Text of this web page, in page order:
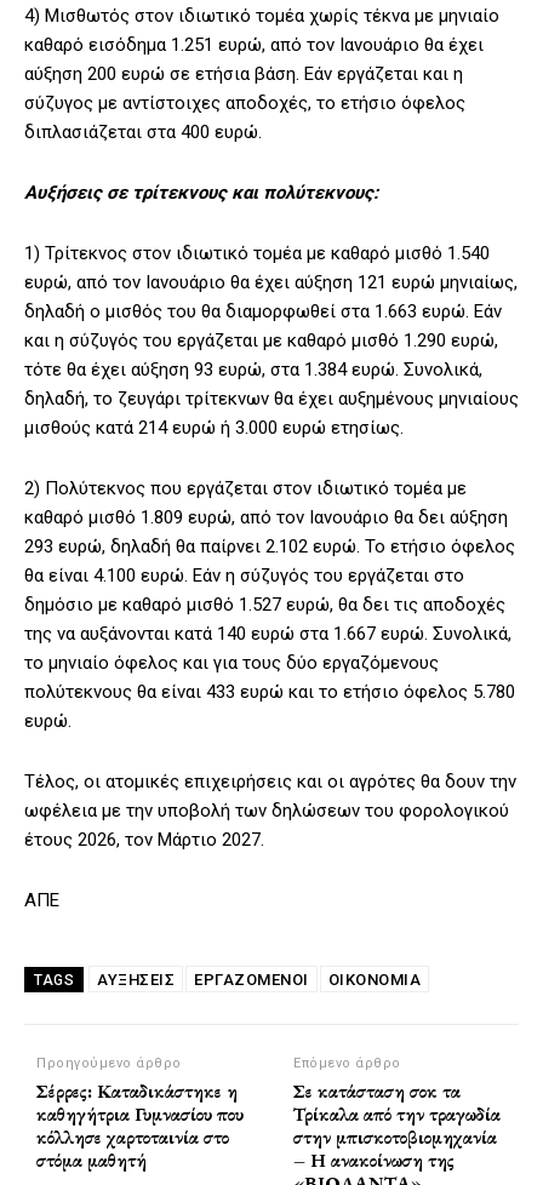
4) Μισθωτός στον ιδιωτικό τομέα χωρίς τέκνα με μηνιαίο
καθαρό εισόδημα 1.251 ευρώ, από τον Ιανουάριο θα έχει
αύξηση 200 ευρώ σε ετήσια βάση. Εάν εργάζεται και η
σύζυγος με αντίστοιχες αποδοχές, το ετήσιο όφελος
διπλασιάζεται στα 400 ευρώ.
Αυξήσεις σε τρίτεκνους και πολύτεκνους:
1) Τρίτεκνος στον ιδιωτικό τομέα με καθαρό μισθό 1.540
ευρώ, από τον Ιανουάριο θα έχει αύξηση 121 ευρώ μηνιαίως,
δηλαδή ο μισθός του θα διαμορφωθεί στα 1.663 ευρώ. Εάν
και η σύζυγός του εργάζεται με καθαρό μισθό 1.290 ευρώ,
τότε θα έχει αύξηση 93 ευρώ, στα 1.384 ευρώ. Συνολικά,
δηλαδή, το ζευγάρι τρίτεκνων θα έχει αυξημένους μηνιαίους
μισθούς κατά 214 ευρώ ή 3.000 ευρώ ετησίως.
2) Πολύτεκνος που εργάζεται στον ιδιωτικό τομέα με
καθαρό μισθό 1.809 ευρώ, από τον Ιανουάριο θα δει αύξηση
293 ευρώ, δηλαδή θα παίρνει 2.102 ευρώ. Το ετήσιο όφελος
θα είναι 4.100 ευρώ. Εάν η σύζυγός του εργάζεται στο
δημόσιο με καθαρό μισθό 1.527 ευρώ, θα δει τις αποδοχές
της να αυξάνονται κατά 140 ευρώ στα 1.667 ευρώ. Συνολικά,
το μηνιαίο όφελος και για τους δύο εργαζόμενους
πολύτεκνους θα είναι 433 ευρώ και το ετήσιο όφελος 5.780
ευρώ.
Τέλος, οι ατομικές επιχειρήσεις και οι αγρότες θα δουν την
ωφέλεια με την υποβολή των δηλώσεων του φορολογικού
έτους 2026, τον Μάρτιο 2027.
ΑΠΕ
TAGS ΑΥΞΗΣΕΙΣ ΕΡΓΑΖΟΜΕΝΟΙ ΟΙΚΟΝΟΜΙΑ
Προηγούμενο άρθρο
Σέρρες: Καταδικάστηκε η
καθηγήτρια Γυμνασίου που
κόλλησε χαρτοταινία στο
στόμα μαθητή
Επόμενο άρθρο
Σε κατάσταση σοκ τα
Τρίκαλα από την τραγωδία
στην μπισκοτοβιομηχανία
– Η ανακοίνωση της